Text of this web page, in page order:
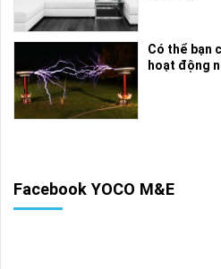
Có thể bạn
hoạt động
Facebook YOCO M&E